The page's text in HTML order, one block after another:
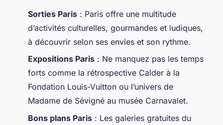
Sorties Paris : Paris offre une multitude
d’activités culturelles, gourmandes et ludiques,
à découvrir selon ses envies et son rythme.
Expositions Paris : Ne manquez pas les temps
forts comme la rétrospective Calder à la
Fondation Louis-Vuitton ou l’univers de
Madame de Sévigné au musée Carnavalet.
Bons plans Paris : Les galeries gratuites du